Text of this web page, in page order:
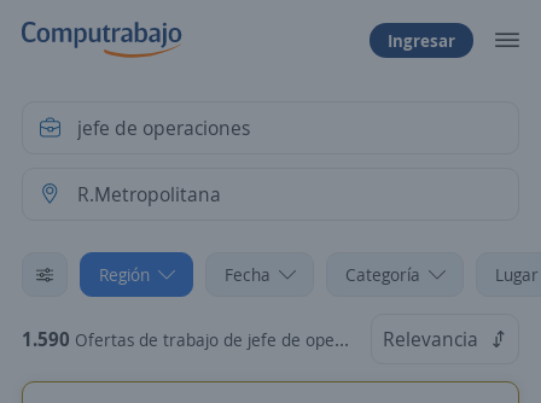
Ingresar
Región Fecha Categoría
1.590 Ofertas de trabajo de jefe de operaciones en R.Metropolitana Relevancia